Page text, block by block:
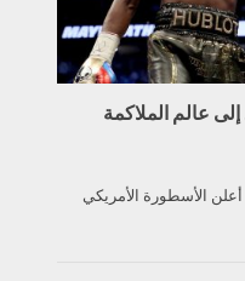
إلى عالم الملاكمة
الأسطورة الأمريكي